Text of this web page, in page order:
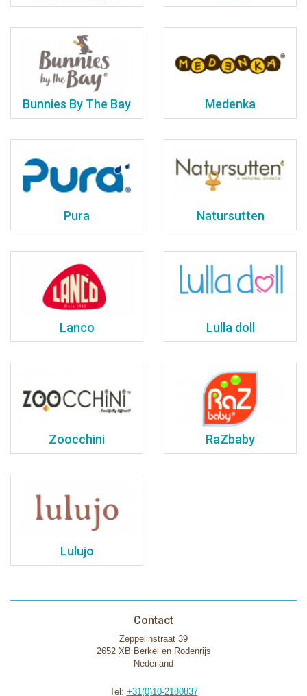
Bunnies By The Bay Medenka
Pura Natursutten
Lanco Lulla doll
Zoocchini RaZbaby
Lulujo
Contact
Zeppelinstraat 39
2652 XB Berkel en Rodenrijs
Nederland
Tel: +31(0)10-2180837